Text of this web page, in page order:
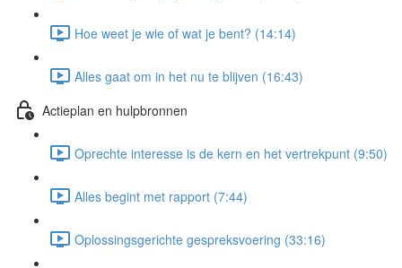
Hoe weet je wie of wat je bent? (14:14)
Alles gaat om in het nu te blijven (16:43)
Actieplan en hulpbronnen
Oprechte interesse is de kern en het vertrekpunt (9:50)
Alles begint met rapport (7:44)
Oplossingsgerichte gespreksvoering (33:16)